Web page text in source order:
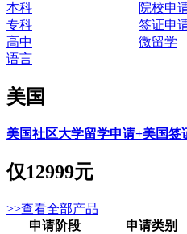
本科
院校申
专科
签证申
高中
微留学
语言
美国
美国社区大学留学申请+美国签
仅12999元
>>查看全部产品
申请阶段
申请类别